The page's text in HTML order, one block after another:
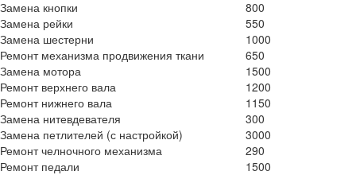
Замена кнопки
800
Замена рейки
550
Замена шестерни
1000
Ремонт механизма продвижения ткани
650
Замена мотора
1500
Ремонт верхнего вала
1200
Ремонт нижнего вала
1150
Замена нитевдевателя
300
Замена петлителей (с настройкой)
3000
Ремонт челночного механизма
290
Ремонт педали
1500